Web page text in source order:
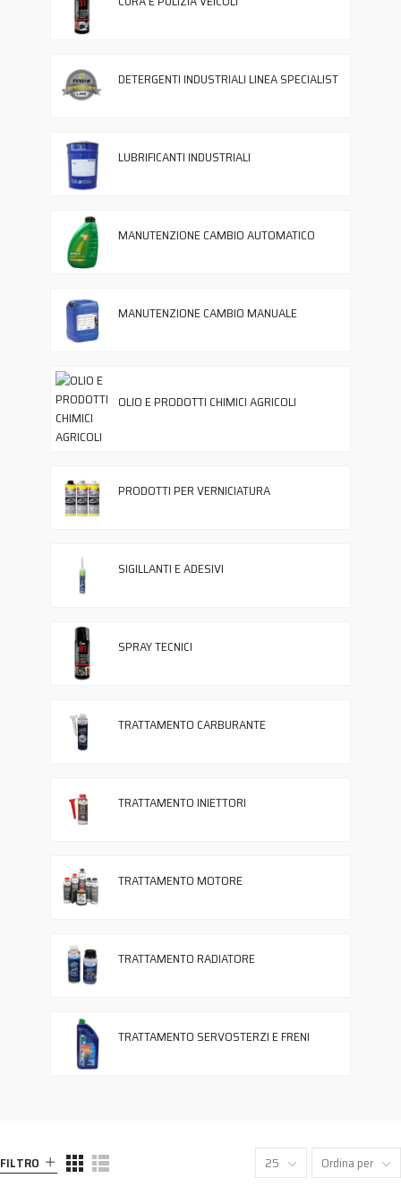
DETERGENTI INDUSTRIALI LINEA SPECIALIST
LUBRIFICANTI INDUSTRIALI
MANUTENZIONE CAMBIO AUTOMATICO
MANUTENZIONE CAMBIO MANUALE
OLIO E PRODOTTI CHIMICI AGRICOLI
PRODOTTI PER VERNICIATURA
SIGILLANTI E ADESIVI
SPRAY TECNICI
TRATTAMENTO CARBURANTE
TRATTAMENTO INIETTORI
TRATTAMENTO MOTORE
TRATTAMENTO RADIATORE
TRATTAMENTO SERVOSTERZI E FRENI
FILTRO 25 Ordina per